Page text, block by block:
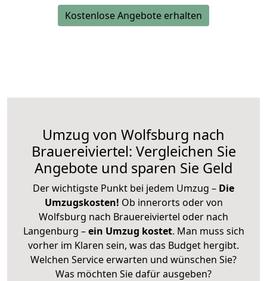
Kostenlose Angebote erhalten
Umzug von Wolfsburg nach
Brauereiviertel: Vergleichen Sie
Angebote und sparen Sie Geld
Der wichtigste Punkt bei jedem Umzug – Die
Umzugskosten! Ob innerorts oder von
Wolfsburg nach Brauereiviertel oder nach
Langenburg –ein Umzug kostet. Man muss sich
vorher im Klaren sein, was das Budget hergibt.
Welchen Service erwarten und wünschen Sie?
Was möchten Sie dafür ausgeben?